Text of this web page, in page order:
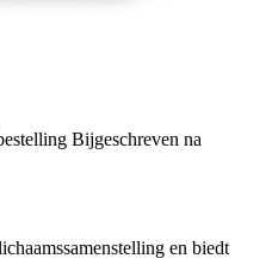
Bijgeschreven na
en biedt